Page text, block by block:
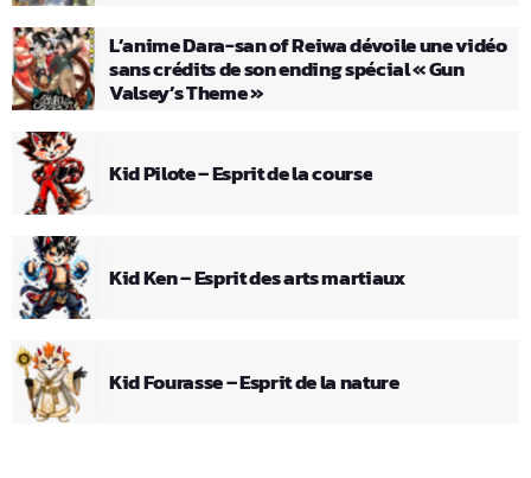
L’anime Dara-san of Reiwa dévoile une vidéo
sans crédits de son ending spécial « Gun
Valsey’s Theme »
Kid Pilote – Esprit de la course
Kid Ken – Esprit des arts martiaux
Kid Fourasse – Esprit de la nature